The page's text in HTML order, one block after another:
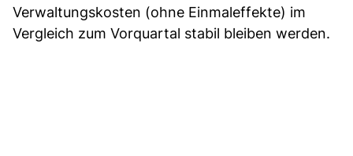
Verwaltungskosten (ohne Einmaleffekte) im
Vergleich zum Vorquartal stabil bleiben werden.